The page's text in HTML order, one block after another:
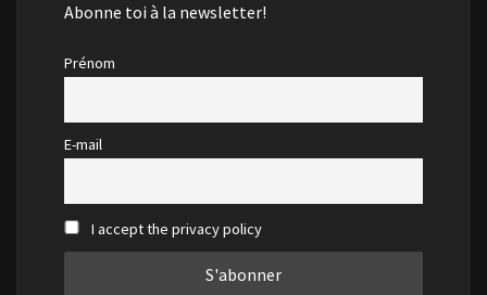
Abonne toi à la newsletter!
Prénom
E-mail
I accept the privacy policy